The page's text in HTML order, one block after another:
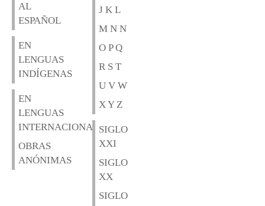
AL
ESPAÑOL
EN
LENGUAS
INDÍGENAS
EN
LENGUAS
INTERNACIONALES
OBRAS
ANÓNIMAS
J K L
M N N
O P Q
R S T
U V W
X Y Z
SIGLO
XXI
SIGLO
XX
SIGLO